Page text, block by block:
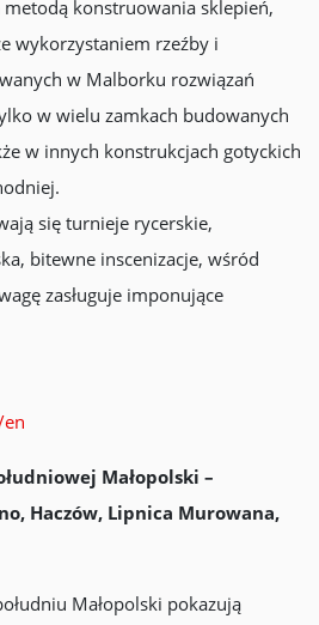
metodą konstruowania sklepień,
wykorzystaniem rzeźby i
w Malborku rozwiązań
w wielu zamkach budowanych
w innych konstrukcjach gotyckich
się turnieje rycerskie,
bitewne inscenizacje, wśród
zasługuje imponujące
Małopolski –
Haczów, Lipnica Murowana,
Małopolski pokazują